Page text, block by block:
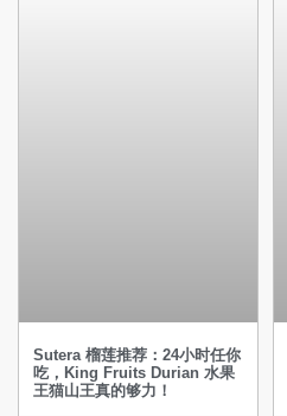
Sutera 榴莲推荐：24小时任你
吃，King Fruits Durian 水果
王猫山王真的够力！